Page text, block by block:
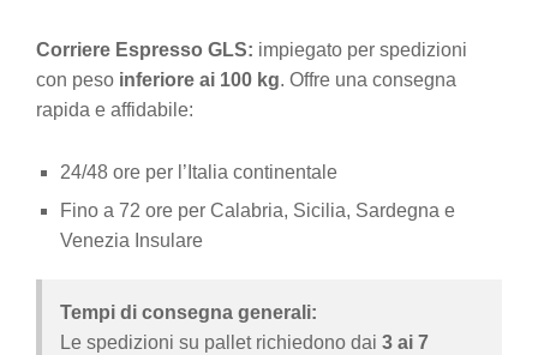
Corriere Espresso GLS: impiegato per spedizioni
con peso inferiore ai 100 kg. Offre una consegna
rapida e affidabile:
24/48 ore per l’Italia continentale
Fino a 72 ore per Calabria, Sicilia, Sardegna e
Venezia Insulare
Tempi di consegna generali:
Le spedizioni su pallet richiedono dai 3 ai 7